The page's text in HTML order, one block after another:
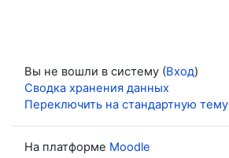
Вы не вошли в систему (Вход)
Сводка хранения данных
Переключить на стандартную тему
На платформе Moodle